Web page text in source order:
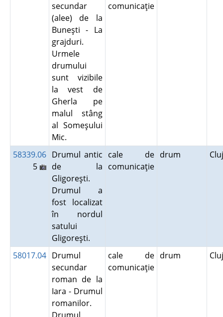
secundar
(alee) de la
Buneşti - La
grajduri.
Urmele
drumului
sunt vizibile
la vest de
Gherla pe
malul stâng
al Someşului
Mic.
comunicaţie
58339.06
5
Drumul antic
de la
Gligoreşti.
Drumul a
fost localizat
în nordul
satului
Gligoreşti.
cale de
comunicaţie
drum
58017.04 Drumul
secundar
roman de la
Iara - Drumul
romanilor.
cale de
comunicaţie
drum